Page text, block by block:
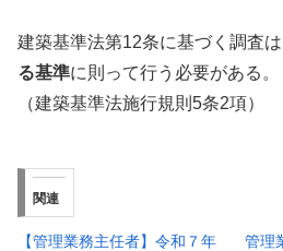
建築基準法第12条に基づく調査は
る基準に則って行う必要がある。
（建築基準法施行規則5条2項）
関連
【管理業務主任者】令和７年
管理